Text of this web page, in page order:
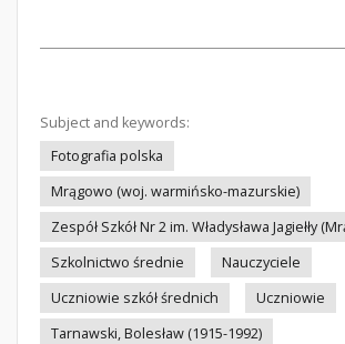
Subject and keywords:
Fotografia polska
Mrągowo (woj. warmińsko-mazurskie)
Zespół Szkół Nr 2 im. Władysława Jagiełły
Szkolnictwo średnie
Nauczyciele
Uczniowie szkół średnich
Uczniowie
Tarnawski, Bolesław (1915-1992)